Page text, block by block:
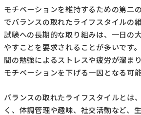
モチベーションを維持するための第二
でバランスの取れたライフスタイルの
試験への長期的な取り組みは、一日の
やすことを要求されることが多いです
間の勉強によるストレスや疲労が溜ま
モチベーションを下げる一因となる可
バランスの取れたライフスタイルとは
く、体調管理や趣味、社交活動など、